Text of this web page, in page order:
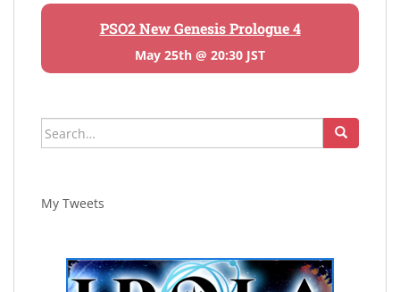
PSO2 New Genesis Prologue 4
May 25th @ 20:30 JST
Search
for:
My Tweets